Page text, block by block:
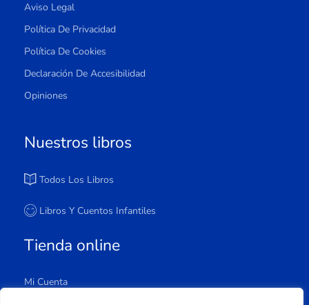
Aviso Legal
Política De Privacidad
Política De Cookies
Declaración De Accesibilidad
Opiniones
Nuestros libros
Todos Los Libros
Libros Y Cuentos Infantiles
Tienda online
Mi Cuenta